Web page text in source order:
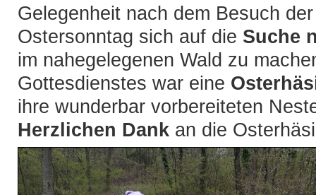
Gelegenheit nach dem Besuch
Ostersonntag sich auf die Suche
im nahegelegenen Wald zu
Gottesdienstes war eine
ihre wunderbar vorbereiteten
Herzlichen Dank an die